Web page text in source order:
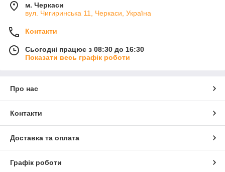
м. Черкаси
вул. Чигиринська 11, Черкаси, Україна
Контакти
Сьогодні працює з 08:30 до 16:30
Показати весь графік роботи
Про нас
Контакти
Доставка та оплата
Графік роботи